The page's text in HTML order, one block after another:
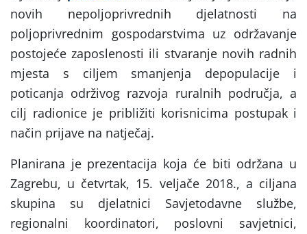
novih nepoljoprivrednih djelatnosti na
poljoprivrednim gospodarstvima uz održavanje
postojeće zaposlenosti ili stvaranje novih radnih
mjesta s ciljem smanjenja depopulacije i
poticanja održivog razvoja ruralnih područja, a
cilj radionice je približiti korisnicima postupak i
način prijave na natječaj.
Planirana je prezentacija koja će biti održana u
Zagrebu, u četvrtak, 15. veljače 2018., a ciljana
skupina su djelatnici Savjetodavne službe,
regionalni koordinatori, poslovni savjetnici,